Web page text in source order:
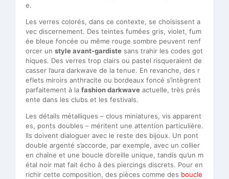
e.
Les verres colorés, dans ce contexte, se choisissent a
vec discernement. Des teintes fumées gris, violet, fum
ée bleue foncée ou même rouge sombre peuvent renf
orcer un style avant-gardiste sans trahir les codes got
hiques. Des verres trop clairs ou pastel risqueraient de
casser l’aura darkwave de la tenue. En revanche, des r
eflets miroirs anthracite ou bordeaux foncé s’intègrent
parfaitement à la fashion darkwave actuelle, très prés
ente dans les clubs et les festivals.
Les détails métalliques – clous miniatures, vis apparent
es, ponts doubles – méritent une attention particulière.
Ils doivent dialoguer avec le reste des bijoux. Un pont
double argenté s’accorde, par exemple, avec un collier
en chaîne et une boucle d’oreille unique, tandis qu’un m
étal noir mat fait écho à des piercings discrets. Pour en
richir cette composition, des pièces comme des boucle